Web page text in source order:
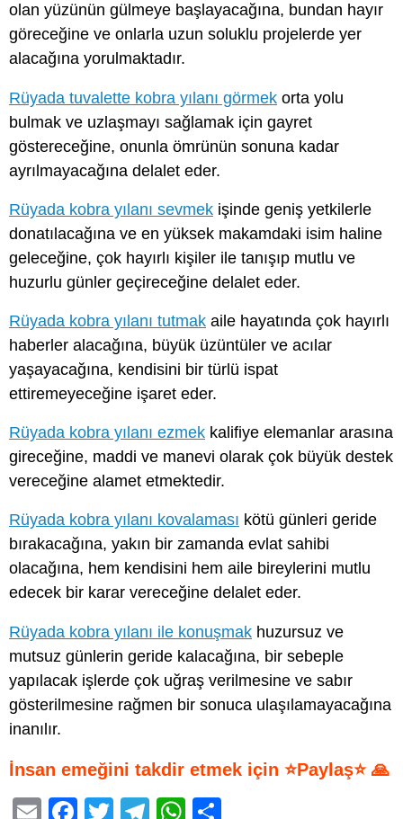
olan yüzünün gülmeye başlayacağına, bundan hayır
göreceğine ve onlarla uzun soluklu projelerde yer
alacağına yorulmaktadır.
Rüyada tuvalette kobra yılanı görmek orta yolu
bulmak ve uzlaşmayı sağlamak için gayret
göstereceğine, onunla ömrünün sonuna kadar
ayrılmayacağına delalet eder.
Rüyada kobra yılanı sevmek işinde geniş yetkilerle
donatılacağına ve en yüksek makamdaki isim haline
geleceğine, çok hayırlı kişiler ile tanışıp mutlu ve
huzurlu günler geçireceğine delalet eder.
Rüyada kobra yılanı tutmak aile hayatında çok hayırlı
haberler alacağına, büyük üzüntüler ve acılar
yaşayacağına, kendisini bir türlü ispat
ettiremeyeceğine işaret eder.
Rüyada kobra yılanı ezmek kalifiye elemanlar arasına
gireceğine, maddi ve manevi olarak çok büyük destek
vereceğine alamet etmektedir.
Rüyada kobra yılanı kovalaması kötü günleri geride
bırakacağına, yakın bir zamanda evlat sahibi
olacağına, hem kendisini hem aile bireylerini mutlu
edecek bir karar vereceğine delalet eder.
Rüyada kobra yılanı ile konuşmak huzursuz ve
mutsuz günlerin geride kalacağına, bir sebeple
yapılacak işlerde çok uğraş verilmesine ve sabır
gösterilmesine rağmen bir sonuca ulaşılamayacağına
inanılır.
İnsan emeğini takdir etmek için ⭐Paylaş⭐ 🙏
E
F
T
T
W